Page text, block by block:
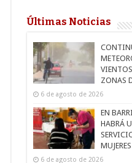
Últimas Noticias
ZONAS
6 de agosto de 2026
EN
HABRÁ
MUJERES
6 de agosto de 2026